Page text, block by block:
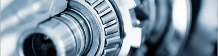
Hier geht's zu unserem ServAid